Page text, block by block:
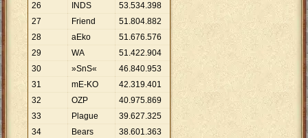
26
INDS 53.534.398
27
Friend 51.804.882
28
aEko 51.676.576
29
WA 51.422.904
30
»SnS« 46.840.953
31
mE-KO 42.319.401
32
OZP 40.975.869
33
Plague 39.627.325
34
Bears 38.601.363